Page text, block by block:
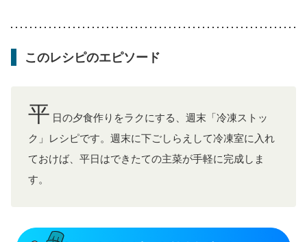
このレシピのエピソード
平 日の夕食作りをラクにする、週末「冷凍ストッ
ク」レシピです。週末に下ごしらえして冷凍室に入れ
ておけば、平日はできたての主菜が手軽に完成しま
す。